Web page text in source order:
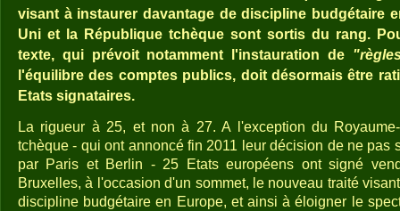
visant à instaurer davantage de discipline budgétaire
Uni et la République tchèque sont sortis du rang.
texte, qui prévoit notamment l'instauration de
l'équilibre des comptes publics, doit désormais être
Etats signataires.
La rigueur à 25, et non à 27. A l'exception du
tchèque - qui ont annoncé fin 2011 leur décision de ne pas
par Paris et Berlin - 25 Etats européens ont signé
Bruxelles, à l'occasion d'un sommet, le nouveau traité
discipline budgétaire en Europe, et ainsi à éloigner le